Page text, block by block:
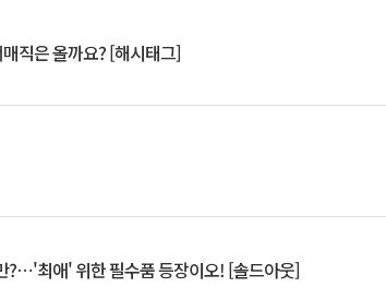
직은 올까요? [해시태그]
?⋯'최애' 위한 필수품 등장이오! [솔드아웃]